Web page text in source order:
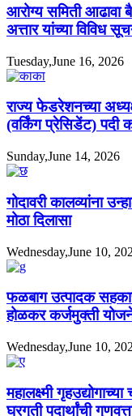
आरोग्य समिती आढावा
अत्तार यांच्या विविध
Tuesday,June 16, 2026
राज्य फेडरेशनच्या
(वर्किंग प्रेसिडेंट) पदी
Sunday,June 14, 2026
गोदावरी कालव्यांना
मोठा दिलासा
Wednesday,June 10,
फळबाग उत्पादक
होळकर कर्जमुक्ती
Wednesday,June 10,
महालक्ष्मी
घरगुती पदार्थांची